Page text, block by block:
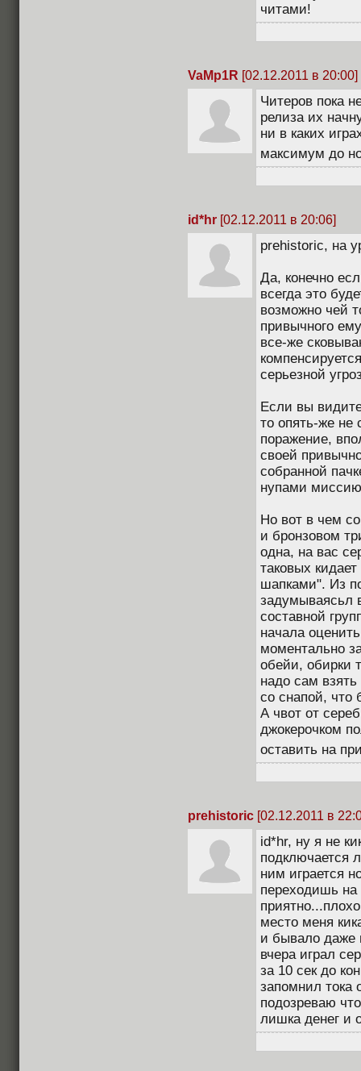
читами!
VaMp1R [02.12.2011 в 20:00]
Читеров пока
релиза их
ни в каких
максимум до
id*hr [02.12.2011 в 20:06]
prehistoric, на
Да, конечно
всегда это
возможно чей
привычного
все-же
серьезной
Если вы
то опять-же не
поражение,
своей
собранной
нупами
Но вот в чем
и бронзовом
одна, на вас
таковых
шапками". Из
задумываясьл
составной
начала
моментально
обейи, обирки
надо сам взять
со снапой, что
А чвот от
джокерочком
оставить на
prehistoric [02.12.2011 в
id*hr, ну я не
подключается
ним играется
переходишь на
место меня
и бывало даже
вчера играл
за 10 сек до
запомнил тока
подозреваю
лишка денег и